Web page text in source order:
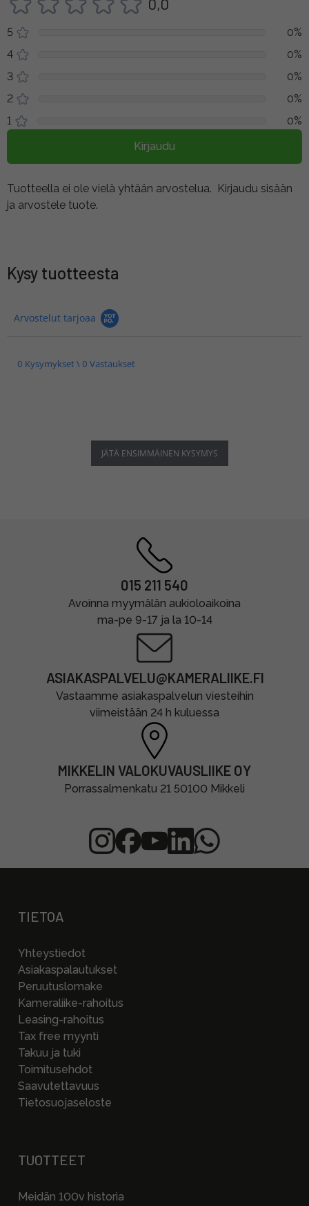
5
0%
4
0%
3
0%
2
0%
1
0%
Kirjaudu
Tuotteella ei ole vielä yhtään arvostelua. Kirjaudu sisään
ja arvostele tuote.
Kysy tuotteesta
Arvostelut tarjoaa
0 Kysymykset \ 0 Vastaukset
JÄTÄ ENSIMMÄINEN KYSYMYS
015 211 540
Avoinna myymälän aukioloaikoina
ma-pe 9-17 ja la 10-14
ASIAKASPALVELU@KAMERALIIKE.FI
Vastaamme asiakaspalvelun viesteihin
viimeistään 24 h kuluessa
MIKKELIN VALOKUVAUSLIIKE OY
Porrassalmenkatu 21 50100 Mikkeli
TIETOA
Yhteystiedot
Asiakaspalautukset
Peruutuslomake
Kameraliike-rahoitus
Leasing-rahoitus
Tax free myynti
Takuu ja tuki
Toimitusehdot
Saavutettavuus
Tietosuojaseloste
TUOTTEET
Meidän 100v historia